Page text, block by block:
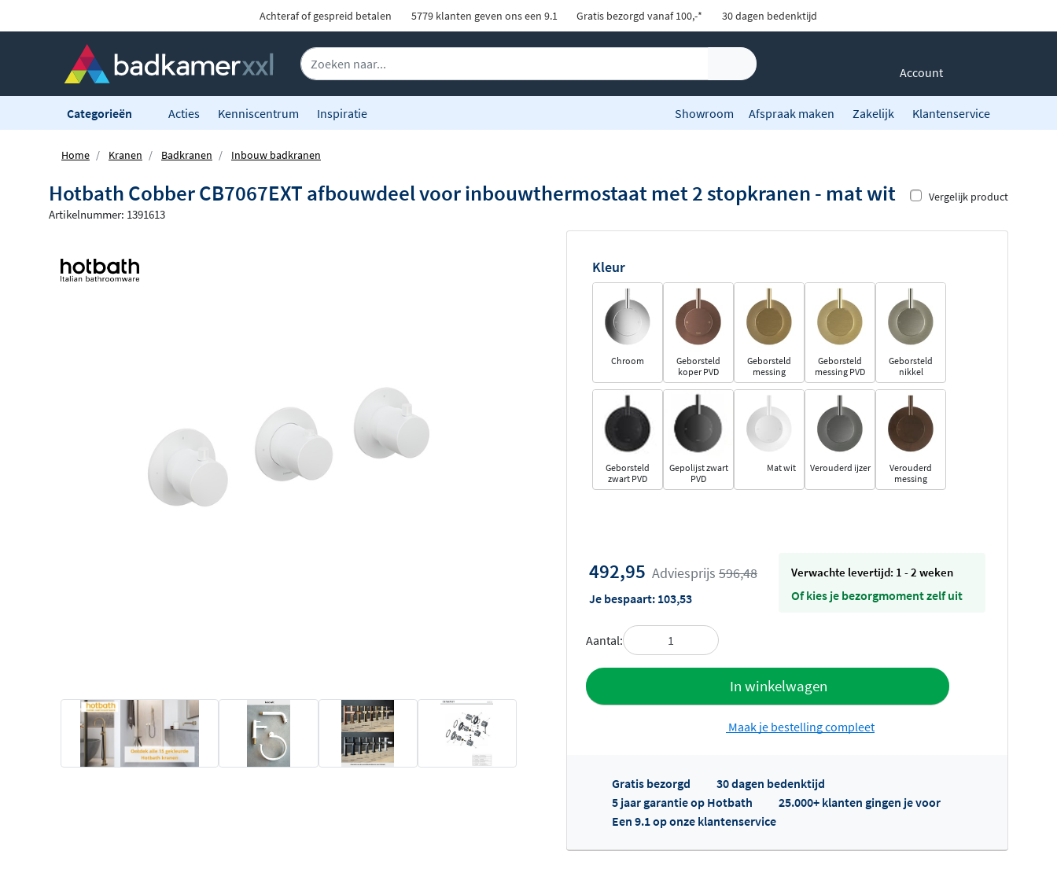
Achteraf of gespreid betalen 5779 klanten geven ons een 9.1 Gratis bezorgd vanaf 100,-* 30 dagen bedenktijd
Account
Categorieën Acties Kenniscentrum Inspiratie Showroom Afspraak maken Zakelijk Klantenservice
Home Kranen Badkranen Inbouw badkranen
Hotbath Cobber CB7067EXT afbouwdeel voor inbouwthermostaat met 2 stopkranen - mat wit Vergelijk product
Artikelnummer: 1391613
Kleur
Chroom
Geborsteld
koper PVD
Geborsteld
messing
Geborsteld
messing PVD
Geborsteld
nikkel
Geborsteld
zwart PVD
Gepolijst zwart
PVD
Mat wit Verouderd ijzer
Verouderd
messing
492,95 Adviesprijs 596,48
Je bespaart: 103,53
Verwachte levertijd: 1 - 2 weken
Of kies je bezorgmoment zelf uit
Aantal:
In winkelwagen
Toevoegen aan offerte
Maak je bestelling compleet
Gratis bezorgd
30 dagen bedenktijd
5 jaar garantie op Hotbath
25.000+ klanten gingen je voor
Een 9.1 op onze klantenservice